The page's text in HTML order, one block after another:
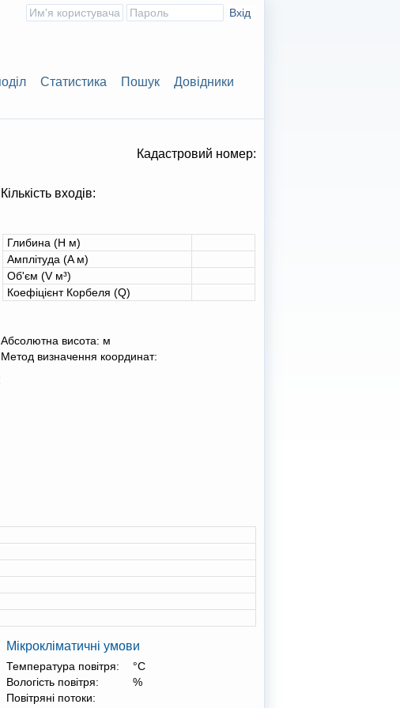
Статистика Пошук Довідники
Кадастровий номер:
Кількість входів:
Глибина (H м)
Амплітуда (A м)
Об'єм (V м³)
Коефіцієнт Корбеля (Q)
Абсолютна висота: м
Метод визначення координат:
Мікрокліматичні умови
Температура повітря:
°С
Вологість повітря:
%
Повітряні потоки: